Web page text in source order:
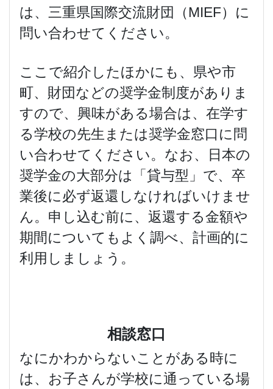
は、三重県国際交流財団（MIEF）に
問い合わせてください。
ここで紹介したほかにも、県や市
町、財団などの奨学金制度がありま
すので、興味がある場合は、在学す
る学校の先生または奨学金窓口に問
い合わせてください。なお、日本の
奨学金の大部分は「貸与型」で、卒
業後に必ず返還しなければいけませ
ん。申し込む前に、返還する金額や
期間についてもよく調べ、計画的に
利用しましょう。
相談窓口
なにかわからないことがある時に
は、お子さんが学校に通っている場